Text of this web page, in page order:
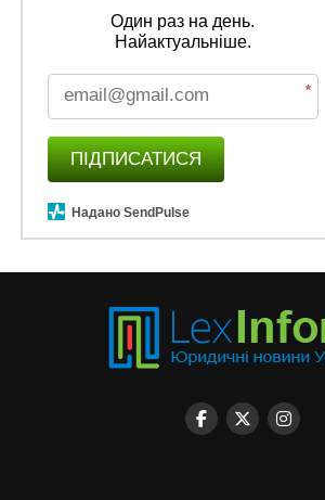
Один раз на день.
Найактуальніше.
*
ПІДПИСАТИСЯ
Надано SendPulse